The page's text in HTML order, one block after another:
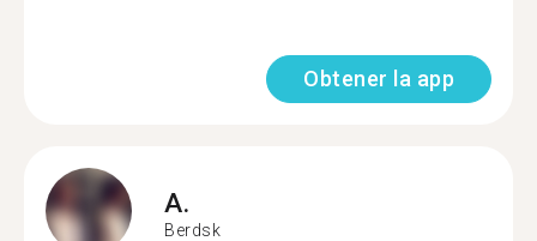
Obtener la app
A.
Berdsk